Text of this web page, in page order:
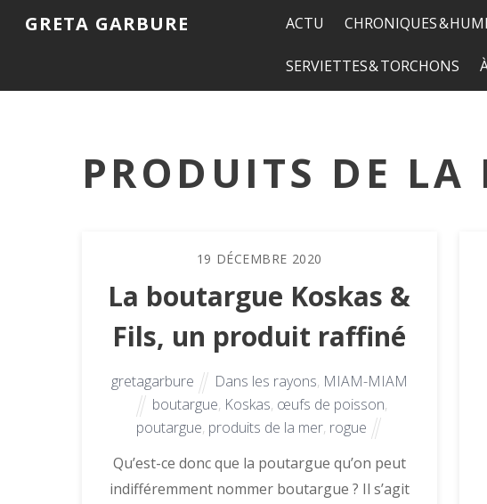
GRETA GARBURE ACTU CHRONIQUES &
SERVIETTES & TORCHONS
PRODUITS DE LA
19 DÉCEMBRE 2020
La boutargue Koskas &
Fils, un produit raffiné
gretagarbure Dans les rayons, MIAM-MIAM
boutargue, Koskas, œufs de poisson,
poutargue, produits de la mer, rogue
Qu’est-ce donc que la poutargue qu’on peut
indifféremment nommer boutargue ? Il s’agit